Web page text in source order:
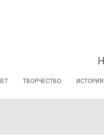
ТВОРЧЕСТВО ИСТОРИЯ